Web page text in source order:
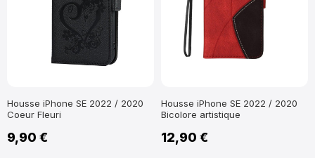
Housse iPhone SE 2022 / 2020
Coeur Fleuri
9,90 €
Housse iPhone SE 2022 / 2020
Bicolore artistique
12,90 €